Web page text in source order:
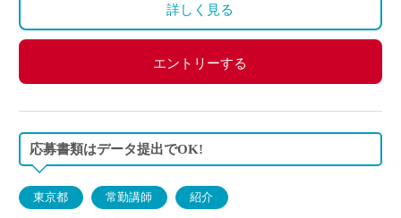
詳しく見る
エントリーする
応募書類はデータ提出でOK!
東京都 常勤講師 紹介